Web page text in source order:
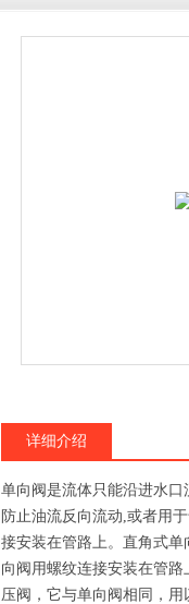
详细介绍
单向阀是流体只能沿进水
防止油流反向流动,或者用
接安装在管路上。直角式
向阀用螺纹连接安装在管
压阀，它与单向阀相同，